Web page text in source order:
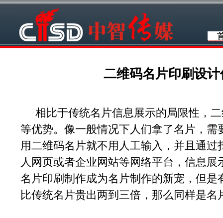
二维码名片印刷设
相比于传统名片信息展示的局限性，
等优势。像一般情况下人们拿了名片，
用二维码名片就不用人工输入，并且通
人网页或者企业网站等网络平台，信息
名片印刷制作成为名片制作的新宠，但
比传统名片贵出两到三倍，那么同样是